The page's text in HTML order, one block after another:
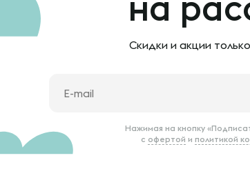
Скидки и акции только
Нажимая на кнопку
с офертой и политикой